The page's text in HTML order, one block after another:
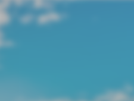
PŘEHLED ŠKOL
PŘÍPRAVA NA PŘIJÍMAČKY